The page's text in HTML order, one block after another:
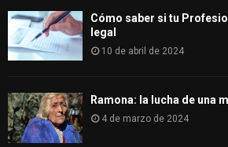
Cómo saber si tu
legal
10 de abril de 2024
Ramona: la lucha de una
4 de marzo de 2024